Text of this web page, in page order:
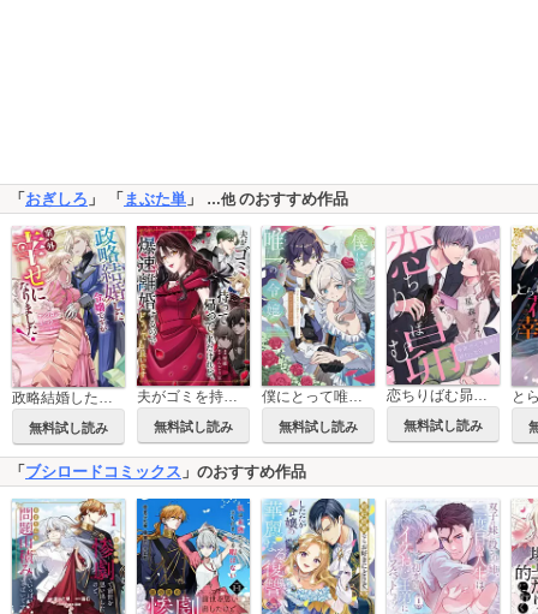
「おぎしろ 」 「 まぶた単 」 …他のおすすめ作品
無料試し読み 無料試し読み
僕にとって唯一の令嬢 ～望まれない令嬢かと思っていました～ アンソロジーコミック
無料試し読み
恋ちりばむ昴～今夜、ライブ配信が終わったら～
無料試し読み
「ブシロードコミックス 」のおすすめ作品